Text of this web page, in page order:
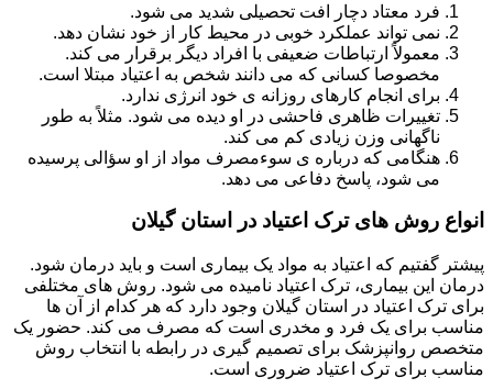
فرد معتاد دچار افت تحصیلی شدید می شود.
نمی تواند عملکرد خوبی در محیط کار از خود نشان دهد.
معمولاً ارتباطات ضعیفی با افراد دیگر برقرار می کند.
مخصوصا کسانی که می دانند شخص به اعتیاد مبتلا است.
برای انجام کارهای روزانه ی خود انرژی ندارد.
تغییرات ظاهری فاحشی در او دیده می شود. مثلاً به طور
ناگهانی وزن زیادی کم می کند.
هنگامی که درباره ی سوءمصرف مواد از او سؤالی پرسیده
می شود، پاسخ دفاعی می دهد.
انواع روش های ترک اعتیاد در استان گیلان
پیشتر گفتیم که اعتیاد به مواد یک بیماری است و باید درمان شود.
درمان این بیماری، ترک اعتیاد نامیده می شود. روش های مختلفی
برای ترک اعتیاد در استان گیلان وجود دارد که هر کدام از آن ها
مناسب برای یک فرد و مخدری است که مصرف می کند. حضور یک
متخصص روانپزشک برای تصمیم گیری در رابطه با انتخاب روش
مناسب برای ترک اعتیاد ضروری است.